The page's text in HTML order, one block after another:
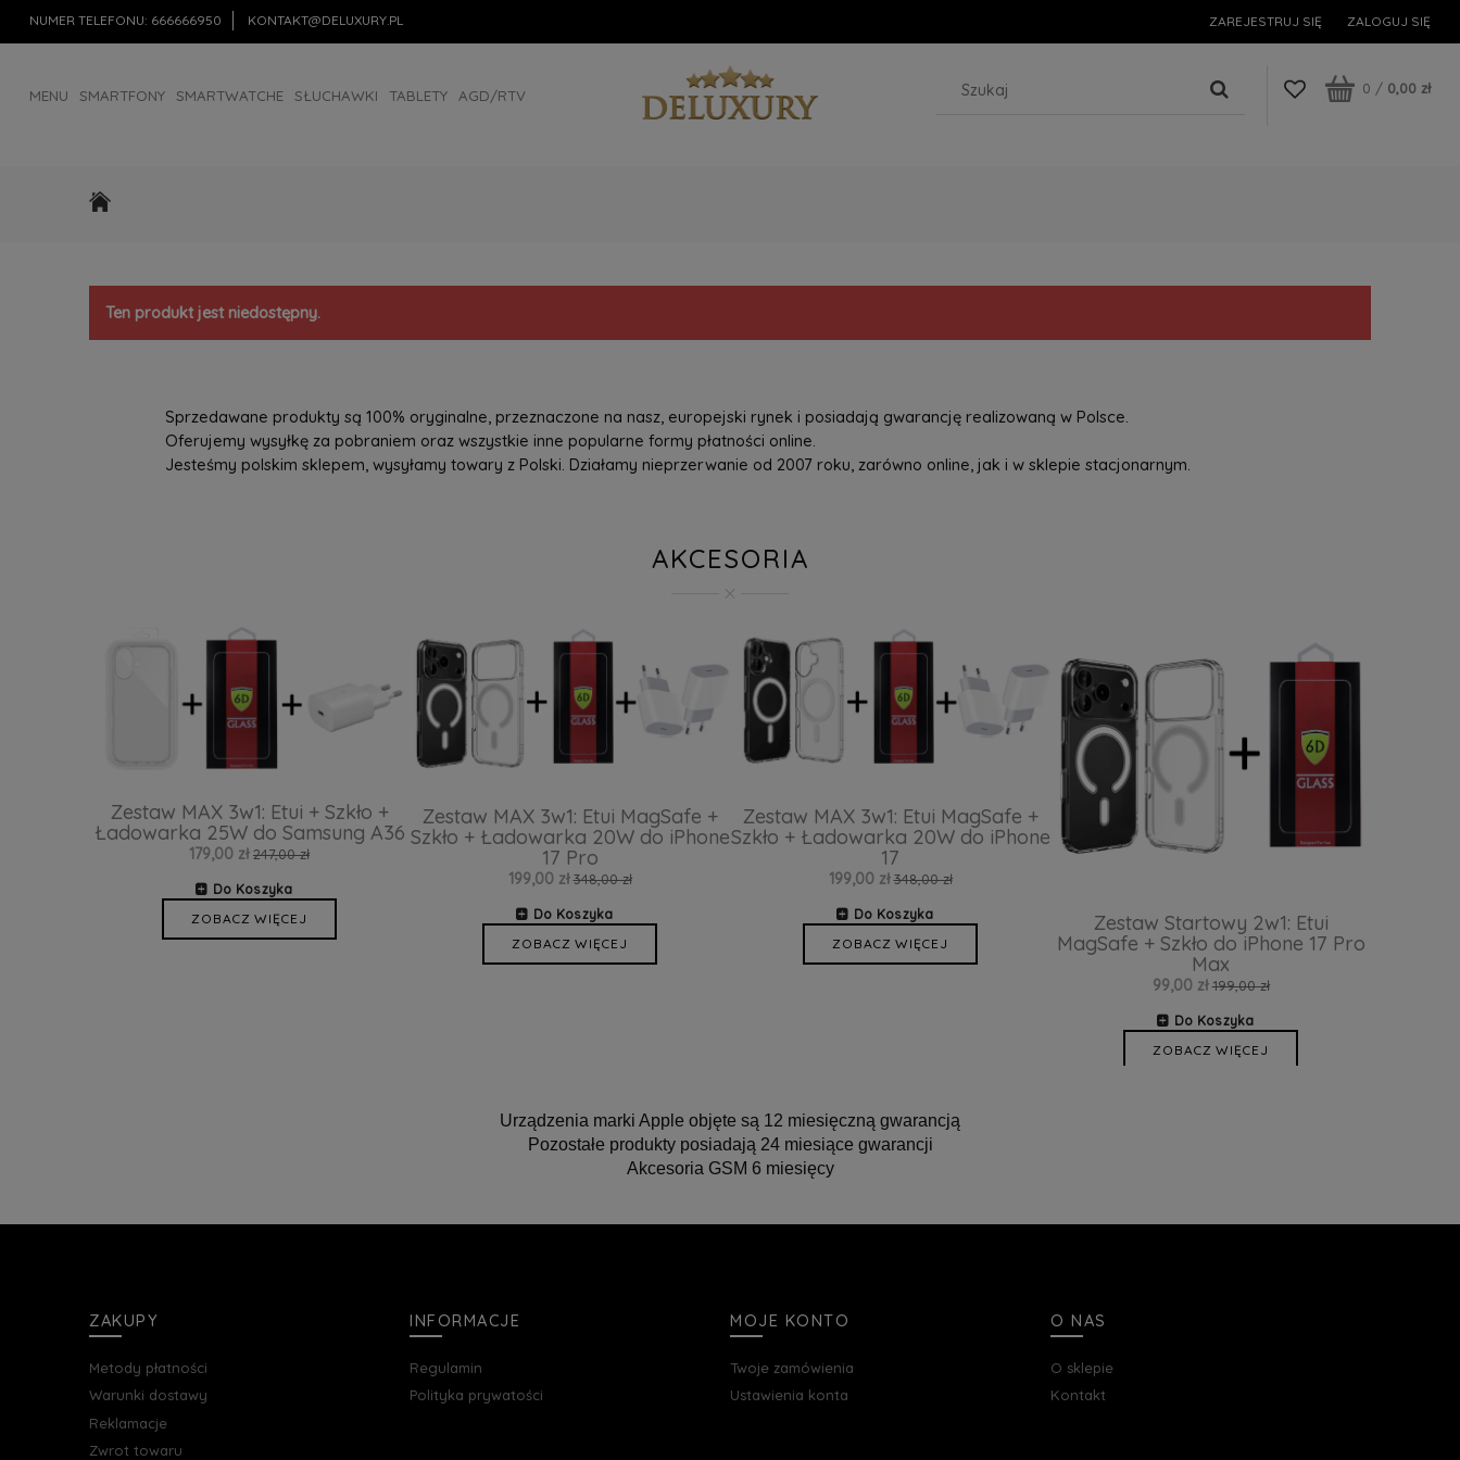
NUMER TELEFONU: 666666950 KONTAKT@DELUXURY.PL ZAREJESTRUJ SIĘ ZALOGUJ SIĘ
MENU SMARTFONY SMARTWATCHE SŁUCHAWKI TABLETY AGD/RTV 0 / 0,00 zł
Ten produkt jest niedostępny.
Sprzedawane produkty są 100% oryginalne, przeznaczone na nasz, europejski rynek i posiadają gwarancję realizowaną w Polsce.
Oferujemy wysyłkę za pobraniem oraz wszystkie inne popularne formy płatności online.
Jesteśmy polskim sklepem, wysyłamy towary z Polski. Działamy nieprzerwanie od 2007 roku, zarówno online, jak i w sklepie stacjonarnym.
AKCESORIA
Zestaw MAX 3w1: Etui + Szkło +
Ładowarka 25W do Samsung A36
179,00 zł 247,00 zł
Do Koszyka
ZOBACZ WIĘCEJ
Zestaw MAX 3w1: Etui MagSafe +
Szkło + Ładowarka 20W do iPhone
17 Pro
199,00 zł 348,00 zł
Do Koszyka
ZOBACZ WIĘCEJ
Zestaw MAX 3w1: Etui MagSafe +
Szkło + Ładowarka 20W do iPhone
17
199,00 zł 348,00 zł
Do Koszyka
ZOBACZ WIĘCEJ
Zestaw Startowy 2w1: Etui
MagSafe + Szkło do iPhone 17 Pro
Max
99,00 zł 199,00 zł
Do Koszyka
ZOBACZ WIĘCEJ
Urządzenia marki Apple objęte są 12 miesięczną gwarancją
Pozostałe produkty posiadają 24 miesiące gwarancji
Akcesoria GSM 6 miesięcy
ZAKUPY
Metody płatności
Warunki dostawy
Reklamacje
Zwrot towaru
INFORMACJE
Regulamin
Polityka prywatości
MOJE KONTO
Twoje zamówienia
Ustawienia konta
O NAS
O sklepie
Kontakt